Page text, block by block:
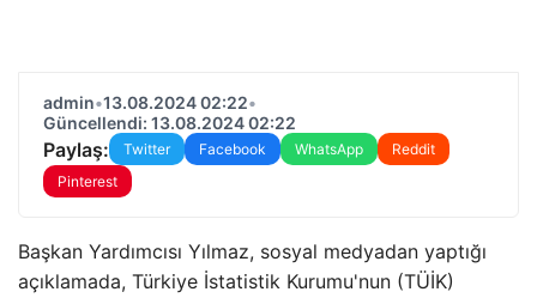
admin•13.08.2024 02:22•
Güncellendi: 13.08.2024 02:22
Paylaş: Twitter Facebook WhatsApp
Reddit
Pinterest
Başkan Yardımcısı Yılmaz, sosyal medyadan yaptığı
açıklamada, Türkiye İstatistik Kurumu'nun (TÜİK)